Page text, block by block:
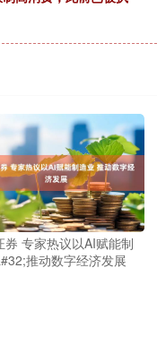
券 专家热议以AI赋能制
推动数字经济发展